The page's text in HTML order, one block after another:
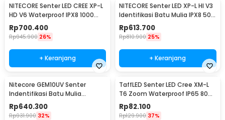
NITECORE Senter LED CREE XP-L
HD V6 Waterproof IPX8 1000
Lumens - MT21C
Rp700.400
Rp945.900 26%
+ Keranjang
NITECORE Senter LED XP-L HI V3
Identifikasi Batu Mulia IPX8 500
Lumens - GEM8
Rp613.700
Rp810.900 25%
+ Keranjang
Nitecore GEM10UV Senter
Indentifikasi Batu Mulia
Gemstone Ultraviolet
Rp640.300
Rp931.900 32%
TaffLED Senter LED Cree XM-L
T6 Zoom Waterproof IP65 8000
Lumens - E17 COB
Rp82.100
Rp129.900 37%